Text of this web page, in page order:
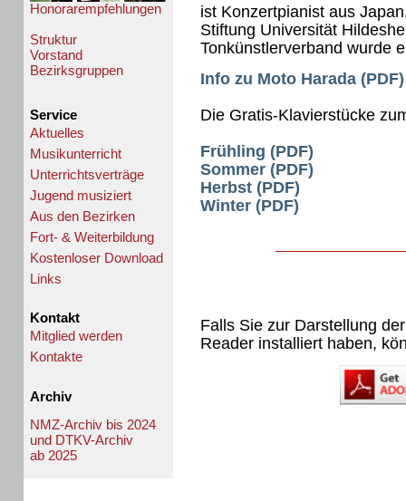
Honorarempfehlungen
Struktur
Vorstand
Bezirksgruppen
Service
Aktuelles
Musikunterricht
Unterrichtsverträge
Jugend musiziert
Aus den Bezirken
Fort- & Weiterbildung
Kostenloser Download
Links
Kontakt
Mitglied werden
Kontakte
Archiv
NMZ-Archiv bis 2024
und DTKV-Archiv
ab 2025
ist Konzertpianist aus
Stiftung Universität
Tonkünstlerverband wurde
Info zu Moto Harada (PDF)
Die Gratis-Klavierstücke
Frühling (PDF)
Sommer (PDF)
Herbst (PDF)
Winter (PDF)
Falls Sie zur Darstellung
Reader installiert haben,